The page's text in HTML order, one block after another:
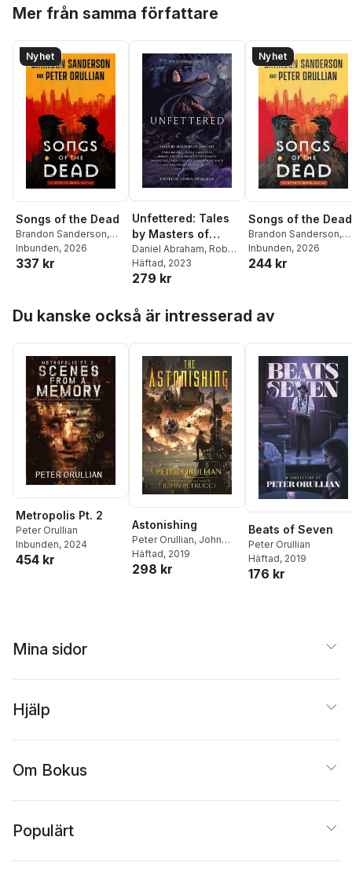
Mer från samma författare
Nyhet
Songs of the Dead
Brandon Sanderson,
Peter Orullian
Inbunden, 2026
337 kr
Unfettered: Tales
by Masters of
Fantasy
Daniel Abraham, Robert
Jordan, Brandon
Sanderson
Lockwood
Novik
Peter Orullian,
Patrick Rothfuss
Salvatore, Shawn
Speakman,Jennifer
Bosworth,Michael J
Sullivan, Eldon
Thompson,Carrie
Vaughn,Tad Williams,
Peter V Brett,Terry
Brooks ,Jacqueline
Carey,Blake Charlton,
David Anthony Durham
Lev Grossman
Hearne
Shawn
Speakman
Häftad, 2023
279 kr
Nyhet
Songs of the Dead
Brandon Sanderson,
Peter Orullian
Inbunden, 2026
244 kr
Du kanske också är intresserad av
Metropolis Pt. 2
Peter Orullian
Inbunden, 2024
454 kr
Astonishing
Peter Orullian, John
Petrucci
Häftad, 2019
298 kr
Beats of Seven
Peter Orullian
Häftad, 2019
176 kr
Mina sidor
Hjälp
Om Bokus
Populärt